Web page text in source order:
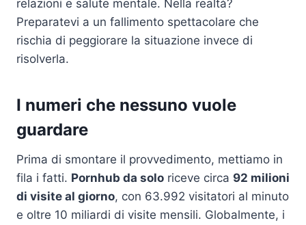
relazioni e salute mentale. Nella realtà?
Preparatevi a un fallimento spettacolare che
rischia di peggiorare la situazione invece di
risolverla.
I numeri che nessuno vuole
guardare
Prima di smontare il provvedimento, mettiamo in
fila i fatti. Pornhub da solo riceve circa 92 milioni
di visite al giorno, con 63.992 visitatori al minuto
e oltre 10 miliardi di visite mensili. Globalmente, i